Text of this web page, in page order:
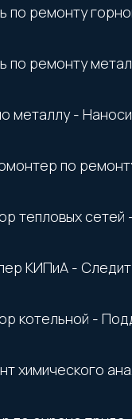
по ремонту
по ремонту
металлу -
по
тепловых сетей
КИПиА -
котельной -
химического